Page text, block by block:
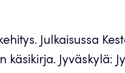
Julkaisussa
Jyväskylä: